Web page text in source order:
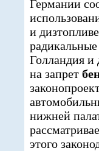
Германии
и
Голландия и
на запрет
нижней
этого